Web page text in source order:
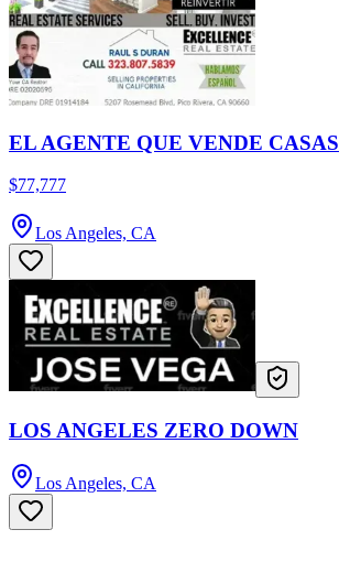
EL AGENTE QUE VENDE CASAS
$77,777
Los Angeles, CA
LOS ANGELES ZERO DOWN
Los Angeles, CA